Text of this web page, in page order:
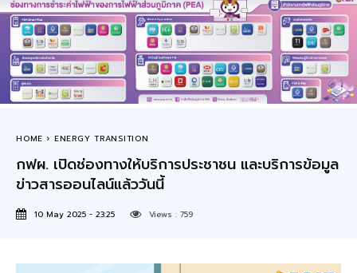
HOME ENERGY TRANSITION
กฟผ. เปิดช่องทางให้บริการประชาชน และบริการข้อมูล
ข่าวสารออนไลน์แล้ววันนี้
10 May 2025 - 23:25 Views : 759